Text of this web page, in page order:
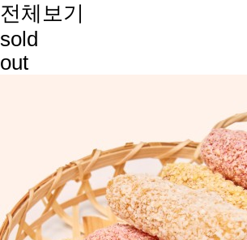
전체보기
sold
out